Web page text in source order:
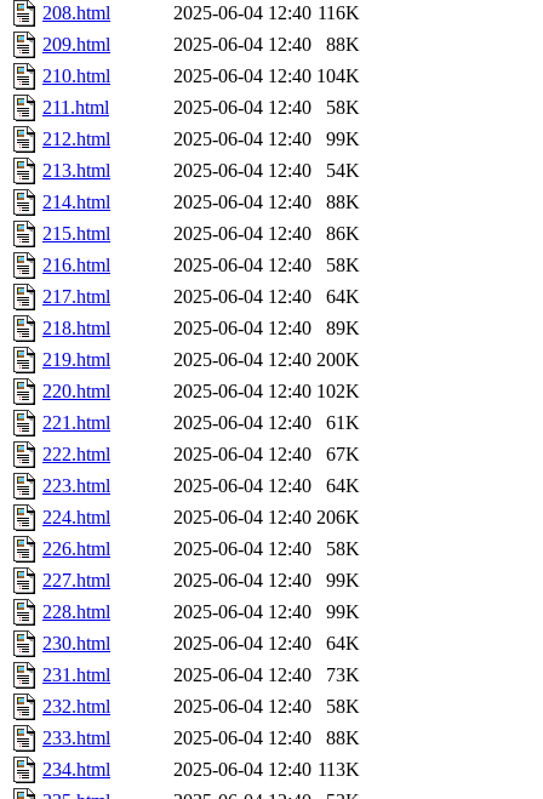
208.html
2025-06-04 12:40 116K
209.html
2025-06-04 12:40
88K
210.html
2025-06-04 12:40 104K
211.html
2025-06-04 12:40
58K
212.html
2025-06-04 12:40
99K
213.html
2025-06-04 12:40
54K
214.html
2025-06-04 12:40
88K
215.html
2025-06-04 12:40
86K
216.html
2025-06-04 12:40
58K
217.html
2025-06-04 12:40
64K
218.html
2025-06-04 12:40
89K
219.html
2025-06-04 12:40 200K
220.html
2025-06-04 12:40 102K
221.html
2025-06-04 12:40
61K
222.html
2025-06-04 12:40
67K
223.html
2025-06-04 12:40
64K
224.html
2025-06-04 12:40 206K
226.html
2025-06-04 12:40
58K
227.html
2025-06-04 12:40
99K
228.html
2025-06-04 12:40
99K
230.html
2025-06-04 12:40
64K
231.html
2025-06-04 12:40
73K
232.html
2025-06-04 12:40
58K
233.html
2025-06-04 12:40
88K
234.html
2025-06-04 12:40 113K